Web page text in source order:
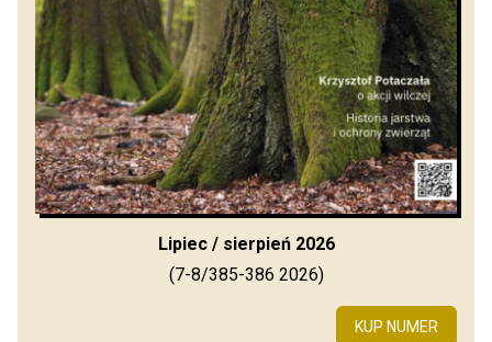
Lipiec / sierpień 2026
(7-8/385-386 2026)
KUP NUMER